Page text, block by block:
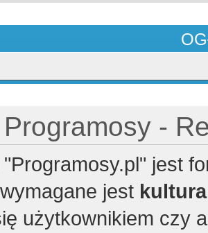
-
jest
jest
użytkownikiem czy